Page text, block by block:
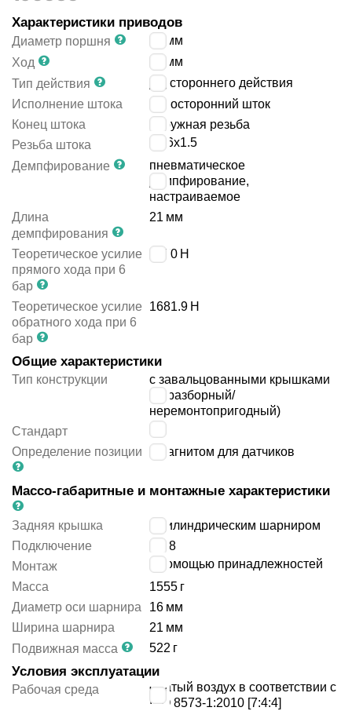
Характеристики приводов
Диаметр поршня
мм
Ход
мм
Тип действия
двустороннего действия
Исполнение штока
односторонний шток
Конец штока
наружная резьба
Резьба штока
M16x1.5
Демпфирование
пневматическое
демпфирование,
настраиваемое
Длина
демпфирования
21 мм
Теоретическое усилие
прямого хода при 6
бар
1870 Н
Теоретическое усилие
обратного хода при 6
бар
1681.9 Н
Общие характеристики
Тип конструкции
с завальцованными крышками
(неразборный/
неремонтопригодный)
Стандарт
Определение позиции
с магнитом для датчиков
Массо-габаритные и монтажные характеристики
Задняя крышка
с цилиндрическим шарниром
Подключение
G3/8
Монтаж
с помощью принадлежностей
Масса
1555 г
Диаметр оси шарнира
16 мм
Ширина шарнира
21 мм
Подвижная масса
522 г
Условия эксплуатации
Рабочая среда
сжатый воздух в соответствии с
ISO 8573-1:2010 [7:4:4]